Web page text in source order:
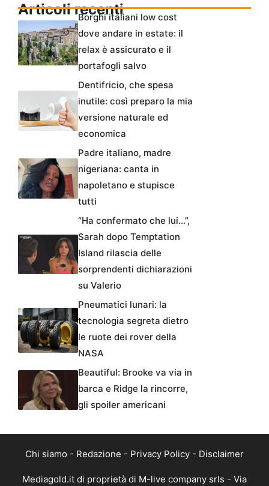
Articoli recentiBorghi italiani low cost
dove andare in estate: il
relax è assicurato e il
portafogli salvo
Dentifricio, che spesa
inutile: così preparo la mia
versione naturale ed
economica
Padre italiano, madre
nigeriana: canta in
napoletano e stupisce
tutti
“Ha confermato che lui…”,
Sarah dopo Temptation
Island rilascia delle
sorprendenti dichiarazioni
su Valerio
Pneumatici lunari: la
tecnologia segreta dietro
le ruote dei rover della
NASA
Beautiful: Brooke va via in
barca e Ridge la rincorre,
gli spoiler americani
Chi siamo - Redazione - Privacy Policy - Disclaimer
Mediagold.it di proprietà di M-live company srls - Via